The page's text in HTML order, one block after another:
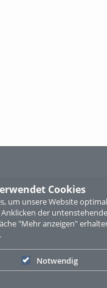
Cookies
um unsere Website
der
"Mehr anzeigen"
Notwendig